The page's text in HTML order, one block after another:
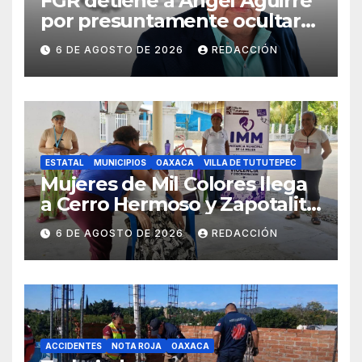
por presuntamente ocultar
evidencias del caso
Ayotzinapa
6 DE AGOSTO DE 2026 REDACCIÓN
ESTATAL MUNICIPIOS OAXACA VILLA DE TUTUTEPEC
Mujeres de Mil Colores llega
a Cerro Hermoso y Zapotalito
para fortalecer redes de
apoyo y prevenir violencias
6 DE AGOSTO DE 2026 REDACCIÓN
ACCIDENTES NOTA ROJA OAXACA